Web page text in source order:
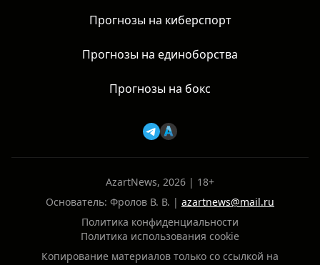
Прогнозы на киберспорт
Прогнозы на единоборства
Прогнозы на бокс
AzartNews, 2026 | 18+
Основатель: Фролов В. В. | azartnews@mail.ru
Политика конфиденциальности
Политика использования cookie
Копирование материалов только со ссылкой на